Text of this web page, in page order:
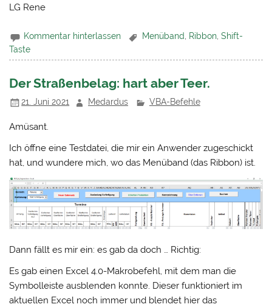
LG Rene
Kommentar hinterlassen Menüband, Ribbon,Shift-
Taste
Der Straßenbelag: hart aber Teer.
21. Juni 2021 Medardus VBA-Befehle
Amüsant.
Ich öffne eine Testdatei, die mir ein Anwender zugeschickt
hat, und wundere mich, wo das Menüband (das Ribbon) ist.
Dann fällt es mir ein: es gab da doch … Richtig:
Es gab einen Excel 4.0-Makrobefehl, mit dem man die
Symbolleiste ausblenden konnte. Dieser funktioniert im
aktuellen Excel noch immer und blendet hier das